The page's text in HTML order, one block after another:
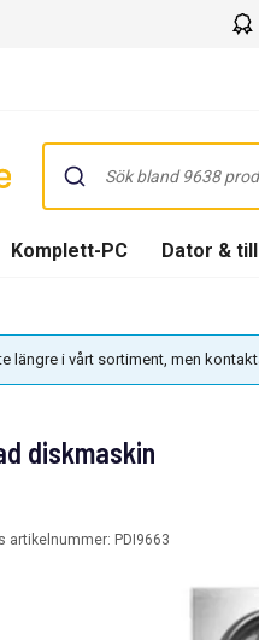
Komplett-PC Dator &
längre i vårt sortiment, men
diskmaskin
artikelnummer: PDI9663